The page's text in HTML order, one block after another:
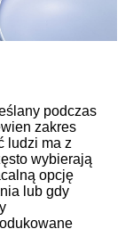
podczas
zakres
ludzi ma z
wybierają
opcję
lub gdy